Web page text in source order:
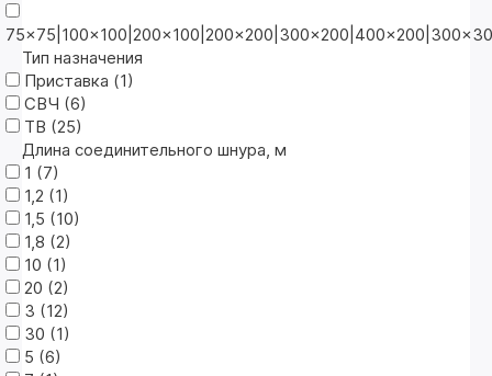
Тип назначения
Приставка (1)
СВЧ (6)
ТВ (25)
Длина соединительного шнура, м
1 (7)
1,2 (1)
1,5 (10)
1,8 (2)
10 (1)
20 (2)
3 (12)
30 (1)
5 (6)